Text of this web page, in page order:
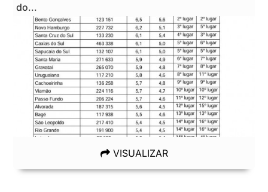
do...
VISUALIZAR